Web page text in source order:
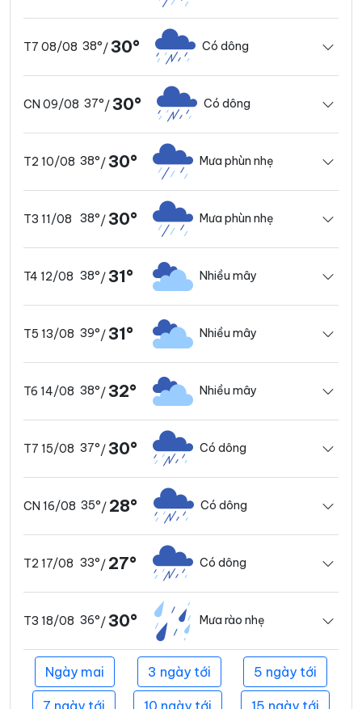
T7 08/08 38°/30° Có dông
CN 09/08 37°/30° Có dông
T2 10/08 38°/30° Mưa phùn nhẹ
T3 11/08 38°/30° Mưa phùn nhẹ
T4 12/08 38°/31° Nhiều mây
T5 13/08 39°/31° Nhiều mây
T6 14/08 38°/32° Nhiều mây
T7 15/08 37°/30° Có dông
CN 16/08 35°/ 28° Có dông
T2 17/08 33°/ 27° Có dông
T3 18/08 36°/30° Mưa rào nhẹ
Ngày mai 3 ngày tới 5 ngày tới
7 ngày tới 10 ngày tới 15 ngày tới